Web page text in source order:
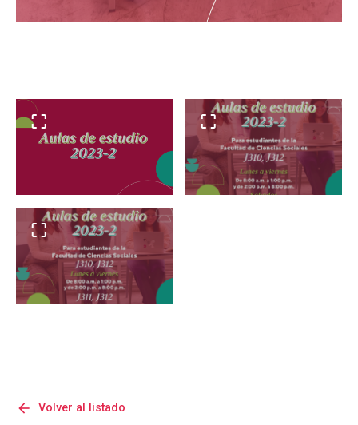
arrow_back Volver al listado